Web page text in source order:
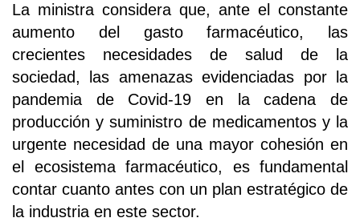
La ministra considera que, ante el constante
aumento del gasto farmacéutico, las
crecientes necesidades de salud de la
sociedad, las amenazas evidenciadas por la
pandemia de Covid-19 en la cadena de
producción y suministro de medicamentos y la
urgente necesidad de una mayor cohesión en
el ecosistema farmacéutico, es fundamental
contar cuanto antes con un plan estratégico de
la industria en este sector.